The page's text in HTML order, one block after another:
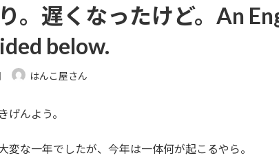
。遅くなったけど。An
below.
はんこ屋さん
げんよう。
な一年でしたが、今年は一体何が起こるやら。